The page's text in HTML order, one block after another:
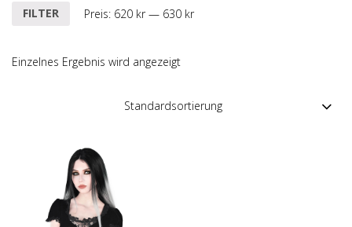
Min.
Max.
FILTER Preis: 620 kr— 630 kr
Einzelnes Ergebnis wird angezeigt